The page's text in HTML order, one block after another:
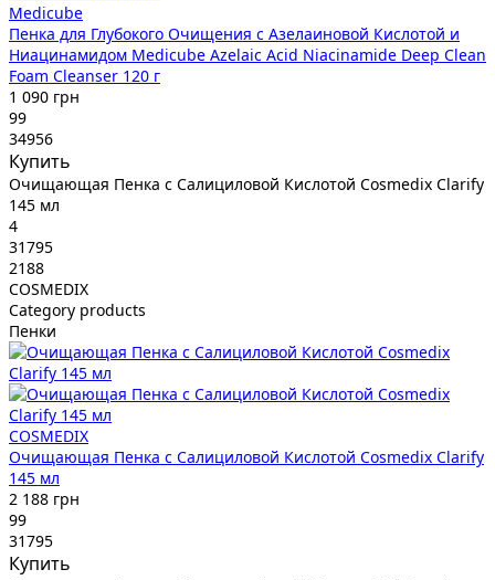
Medicube
Пенка для Глубокого Очищения с Азелаиновой Кислотой и
Ниацинамидом Medicube Azelaic Acid Niacinamide Deep Clean
Foam Cleanser 120 г
1 090 грн
99
34956
Купить
Очищающая Пенка с Салициловой Кислотой Cosmedix Clarify
145 мл
4
31795
2188
COSMEDIX
Category products
Пенки
COSMEDIX
Очищающая Пенка с Салициловой Кислотой Cosmedix Clarify
145 мл
2 188 грн
99
31795
Купить